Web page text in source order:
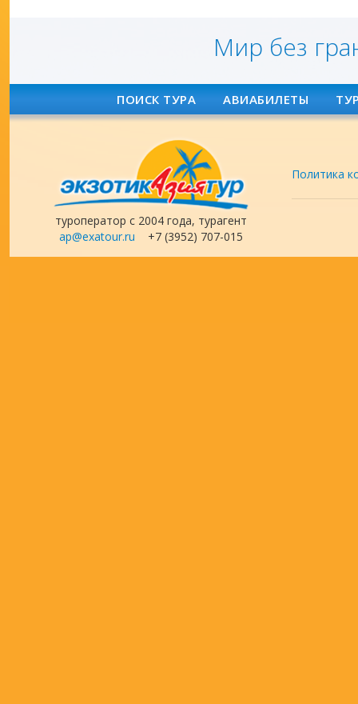
Мир без
ПОИСК ТУРА АВИАБИЛЕТЫ
туроператор с 2004 года, турагент
ap@exatour.ru +7 (3952) 707-015
Политика